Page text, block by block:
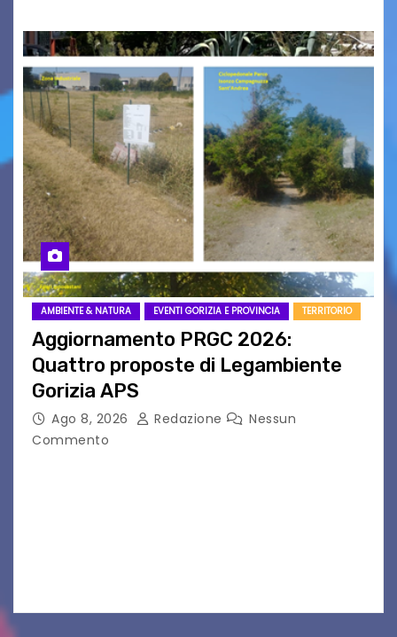
AMBIENTE & NATURA EVENTI GORIZIA E PROVINCIA TERRITORIO
Aggiornamento PRGC 2026:
Quattro proposte di Legambiente
Gorizia APS
Ago 8, 2026 Redazione
Nessun
Commento